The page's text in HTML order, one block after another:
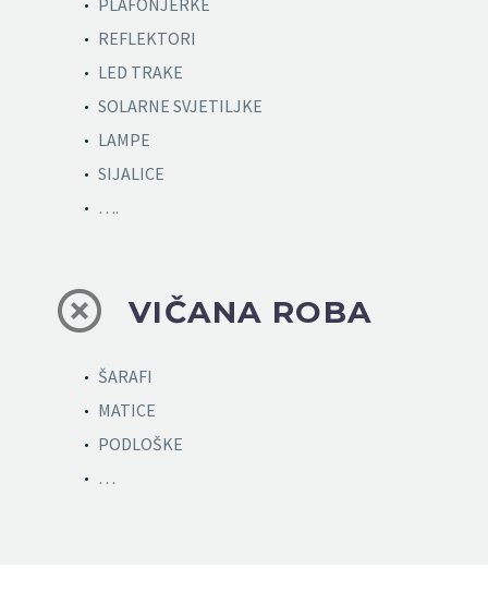
PLAFONJERKE
REFLEKTORI
LED TRAKE
SOLARNE SVJETILJKE
LAMPE
SIJALICE
….

 VIČANA ROBA
ŠARAFI
MATICE
PODLOŠKE
…